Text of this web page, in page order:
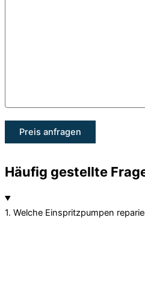
Häufig gestellte
1. Welche Einspritzpumpen